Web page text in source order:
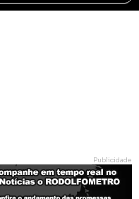
Publicidade